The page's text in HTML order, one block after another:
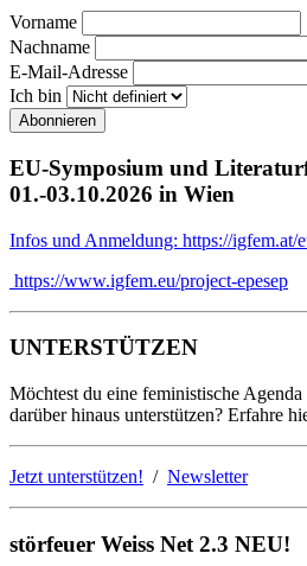
Vorname
Nachname
E-Mail-Adresse
Ich bin
EU-Symposium und
01.-03.10.2026 in Wien
Infos und Anmeldung: https://igfem.at/
https://www.igfem.eu/project-epesep
UNTERSTÜTZEN
Möchtest du eine feministische
darüber hinaus unterstützen? Erfahre
Jetzt unterstützen! / Newsletter
störfeuer Weiss Net 2.3 NEU!